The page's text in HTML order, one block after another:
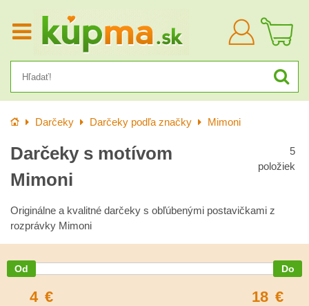
Prihlásiť
sa
Úvod Darčeky Darčeky podľa značky Mimoni
Darčeky s motívom
Mimoni
5
položiek
Originálne a kvalitné darčeky s obľúbenými postavičkami z
rozprávky Mimoni
4 € 18 €